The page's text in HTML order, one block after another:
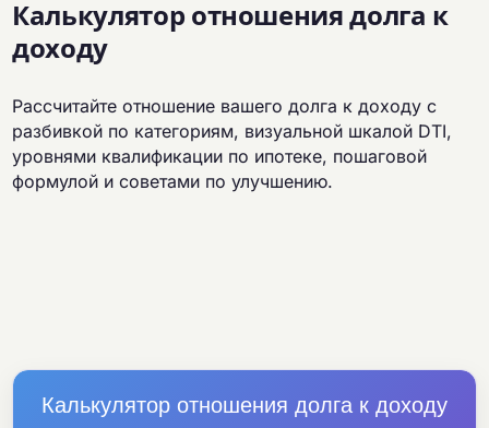
Калькулятор отношения долга к
доходу
Рассчитайте отношение вашего долга к доходу с
разбивкой по категориям, визуальной шкалой DTI,
уровнями квалификации по ипотеке, пошаговой
формулой и советами по улучшению.
Калькулятор отношения долга к доходу